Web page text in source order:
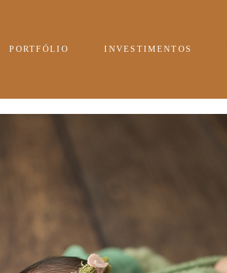
PORTFÓLIO INVESTIMENTOS